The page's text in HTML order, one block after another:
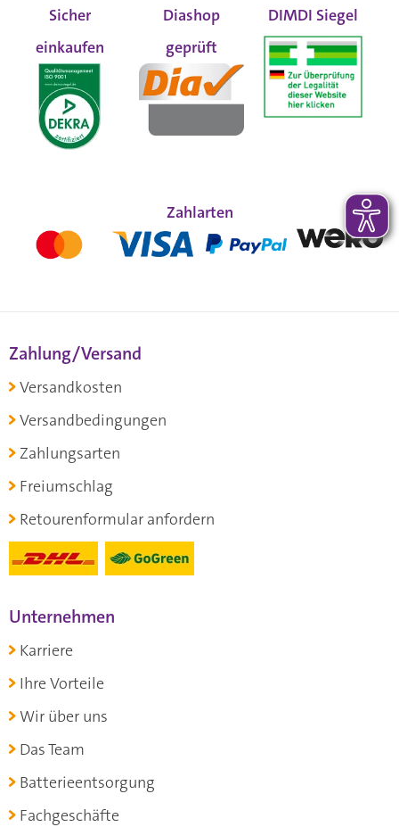
Sicher
einkaufen
Diashop
geprüft
DIMDI Siegel
Zahlarten
Zahlung/Versand
Versandkosten
Versandbedingungen
Zahlungsarten
Freiumschlag
Retourenformular anfordern
Unternehmen
Karriere
Ihre Vorteile
Wir über uns
Das Team
Batterieentsorgung
Fachgeschäfte